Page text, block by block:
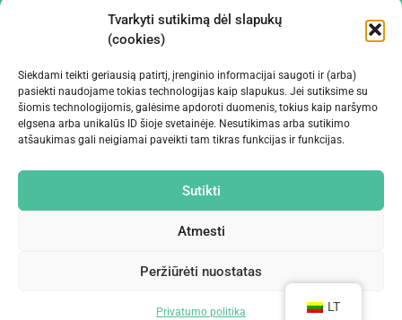
Tvarkyti sutikimą dėl slapukų
(cookies)
Siekdami teikti geriausią patirtį, įrenginio informacijai saugoti ir (arba)
pasiekti naudojame tokias technologijas kaip slapukus. Jei sutiksime su
šiomis technologijomis, galėsime apdoroti duomenis, tokius kaip naršymo
elgsena arba unikalūs ID šioje svetainėje. Nesutikimas arba sutikimo
atšaukimas gali neigiamai paveikti tam tikras funkcijas ir funkcijas.
Sutikti
Atmesti
Peržiūrėti nuostatas
Privatumo politika
PRIEMONĖS IR ĮRANGA
ĮMONĖ
LT